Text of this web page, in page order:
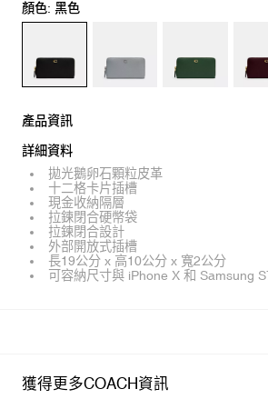
顏色: 黑色
產品資訊
詳細資料
拋光鵝卵石顆粒皮革
十二格卡片插槽
現金收納隔層
拉鍊閉合硬幣袋
拉鍊閉合設計
外部開放式插槽
長19公分 x 高10公分 x 寬2公分
可容納尺寸與 iPhone X 和 Samsung
獲得更多COACH資訊